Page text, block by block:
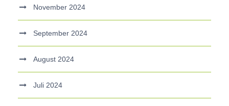
November 2024
September 2024
August 2024
Juli 2024